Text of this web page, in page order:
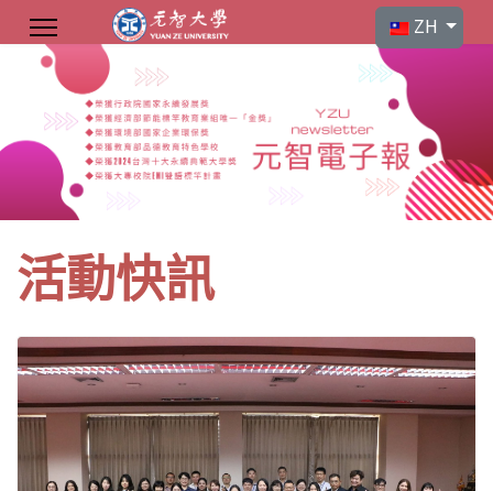
選擇你的語言
ZH
活動快訊